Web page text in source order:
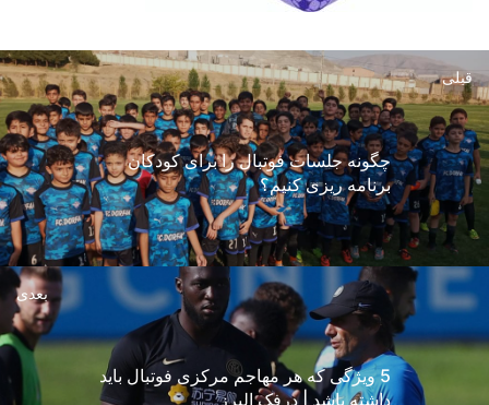
قبلی
چگونه جلسات فوتبال را برای کودکان
برنامه ریزی کنیم؟
بعدی
5 ویژگی که هر مهاجم مرکزی فوتبال باید
داشته باشد | درفک البرز